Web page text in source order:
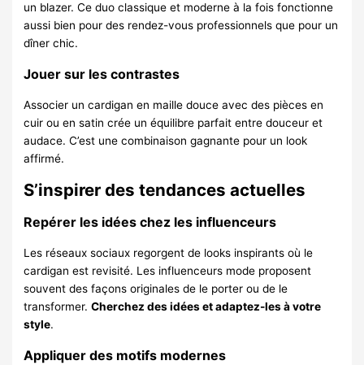
un blazer. Ce duo classique et moderne à la fois fonctionne
aussi bien pour des rendez-vous professionnels que pour un
dîner chic.
Jouer sur les contrastes
Associer un cardigan en maille douce avec des pièces en
cuir ou en satin crée un équilibre parfait entre douceur et
audace. C’est une combinaison gagnante pour un look
affirmé.
S’inspirer des tendances actuelles
Repérer les idées chez les influenceurs
Les réseaux sociaux regorgent de looks inspirants où le
cardigan est revisité. Les influenceurs mode proposent
souvent des façons originales de le porter ou de le
transformer.Cherchez des idées et adaptez-les à votre
style.
Appliquer des motifs modernes